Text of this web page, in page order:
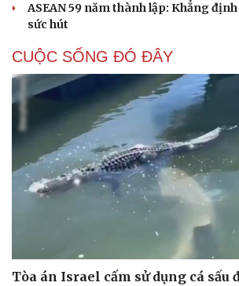
ASEAN 59 năm thành lập: Khẳng
sức hút
CUỘC SỐNG ĐÓ ĐÂY
Tòa án Israel cấm sử dụng cá sấu